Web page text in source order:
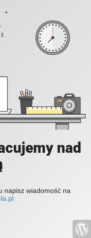
nad
napisz wiadomość na